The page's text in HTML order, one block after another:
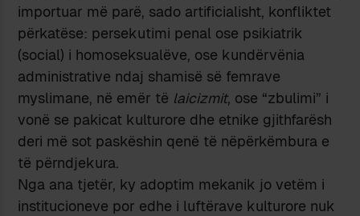
importuar më parë, sado artificialisht, konfliktet
përkatëse: persekutimi penal ose psikiatrik
(social) i homoseksualëve, ose kundërvënia
administrative ndaj shamisë së femrave
myslimane, në emër të laicizmit, ose “zbulimi” i
vonë se pakicat kulturore dhe etnike gjithfarësh
deri më sot paskëshin qenë të nëpërkëmbura e
të përndjekura.
Nga ana tjetër, ky adoptim mekanik jo vetëm i
institucioneve por edhe i luftërave kulturore nuk